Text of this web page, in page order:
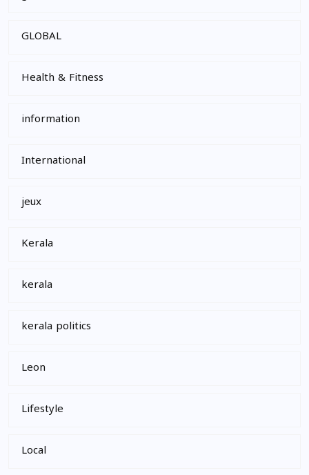
GLOBAL
Health & Fitness
information
International
jeux
Kerala
kerala
kerala politics
Leon
Lifestyle
Local